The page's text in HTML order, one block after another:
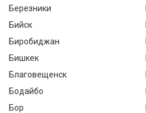
Березники
Бийск
Биробиджан
Бишкек
Благовещенск
Бодайбо
Бор